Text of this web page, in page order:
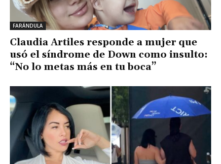
FARÁNDULA
Claudia Artiles responde a mujer que
usó el síndrome de Down como insulto:
“No lo metas más en tu boca”